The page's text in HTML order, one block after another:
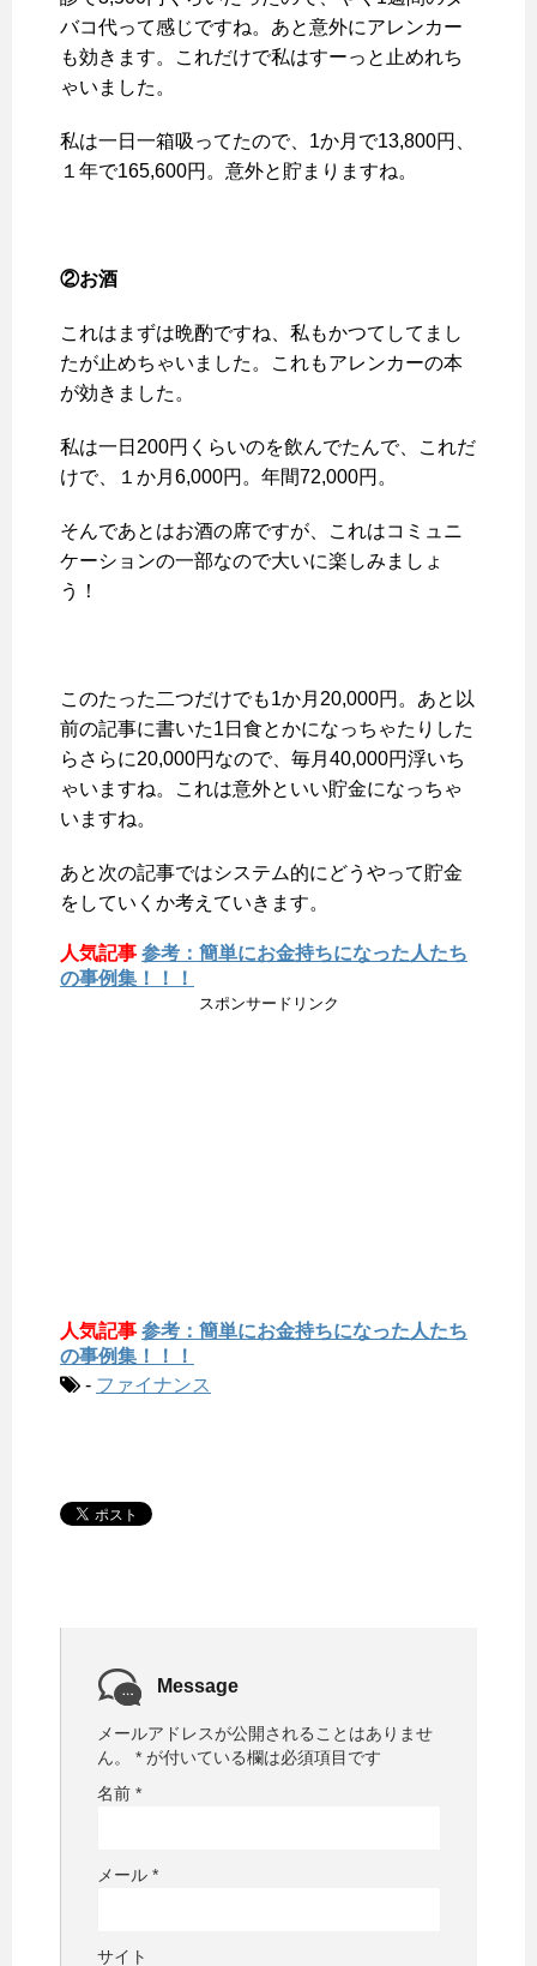
バコ代って感じですね。あと意外にアレンカー
も効きます。これだけで私はすーっと止めれち
ゃいました。
私は一日一箱吸ってたので、1か月で13,800円、
１年で165,600円。意外と貯まりますね。
②お酒
これはまずは晩酌ですね、私もかつてしてまし
たが止めちゃいました。これもアレンカーの本
が効きました。
私は一日200円くらいのを飲んでたんで、これだ
けで、１か月6,000円。年間72,000円。
そんであとはお酒の席ですが、これはコミュニ
ケーションの一部なので大いに楽しみましょ
う！
このたった二つだけでも1か月20,000円。あと以
前の記事に書いた1日食とかになっちゃたりした
らさらに20,000円なので、毎月40,000円浮いち
ゃいますね。これは意外といい貯金になっちゃ
いますね。
あと次の記事ではシステム的にどうやって貯金
をしていくか考えていきます。
人気記事 参考：簡単にお金持ちになった人たち
の事例集！！！
スポンサードリンク
人気記事 参考：簡単にお金持ちになった人たち
の事例集！！！
- ファイナンス
Message
メールアドレスが公開されることはありませ
ん。
* が付いている欄は必須項目です
名前 *
メール *
サイト